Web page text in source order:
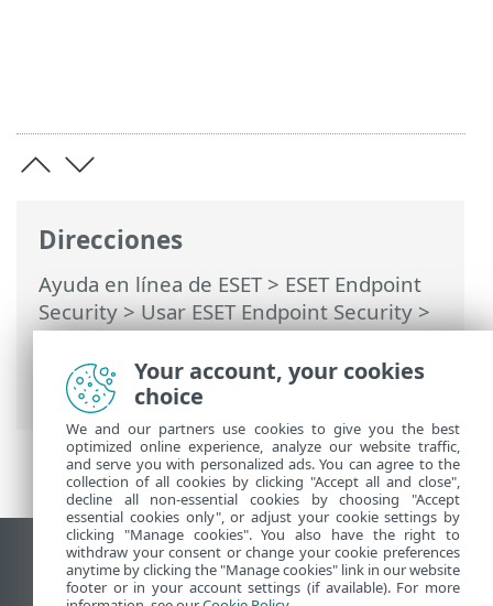
Direcciones
Ayuda en línea de ESET> ESET Endpoint
Security>Usar ESET Endpoint Security>
Herramientas>Tareas programadas>
Ventanas de diálogo: tareas programadas
> Tiempo de las tareas
Ver sitio para ordenador
End of Life
Your account, your cookies
choice
We and our partners use cookies to give you the best
optimized online experience, analyze our website traffic,
and serve you with personalized ads. You can agree to the
collection of all cookies by clicking "Accept all and close",
decline all non-essential cookies by choosing "Accept
essential cookies only", or adjust your cookie settings by
clicking "Manage cookies". You also have the right to
withdraw your consent or change your cookie preferences
anytime by clicking the "Manage cookies" link in our website
footer or in your account settings (if available). For more